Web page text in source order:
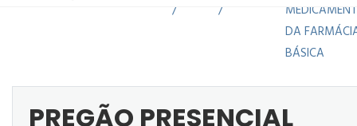
/
/
DA
BÁSICA
PREGÃO PRESENCIAL